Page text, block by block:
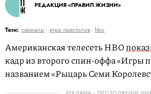
РЕДАКЦИЯ «ПРАВИЛ ЖИЗНИ»
Теги: сериалы игра престолов hbo
Американская телесеть HBO
кадр из второго спин-оффа «Игры
названием «Рыцарь Семи